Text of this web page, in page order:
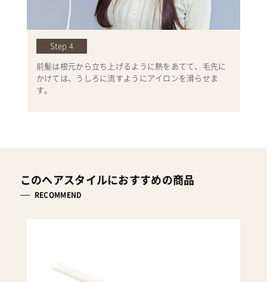
Step 4
前髪は根元から立ち上げるように熱をあてて、毛先に
かけては、うしろに流すようにアイロンを滑らせま
す。
このヘアスタイルにおすすめの商品
RECOMMEND